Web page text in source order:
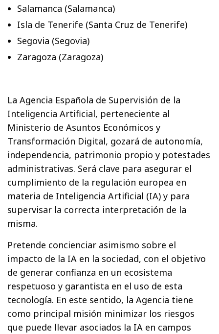
Salamanca (Salamanca)
Isla de Tenerife (Santa Cruz de Tenerife)
Segovia (Segovia)
Zaragoza (Zaragoza)
La Agencia Española de Supervisión de la
Inteligencia Artificial, perteneciente al
Ministerio de Asuntos Económicos y
Transformación Digital, gozará de autonomía,
independencia, patrimonio propio y potestades
administrativas. Será clave para asegurar el
cumplimiento de la regulación europea en
materia de Inteligencia Artificial (IA) y para
supervisar la correcta interpretación de la
misma.
Pretende concienciar asimismo sobre el
impacto de la IA en la sociedad, con el objetivo
de generar confianza en un ecosistema
respetuoso y garantista en el uso de esta
tecnología. En este sentido, la Agencia tiene
como principal misión minimizar los riesgos
que puede llevar asociados la IA en campos